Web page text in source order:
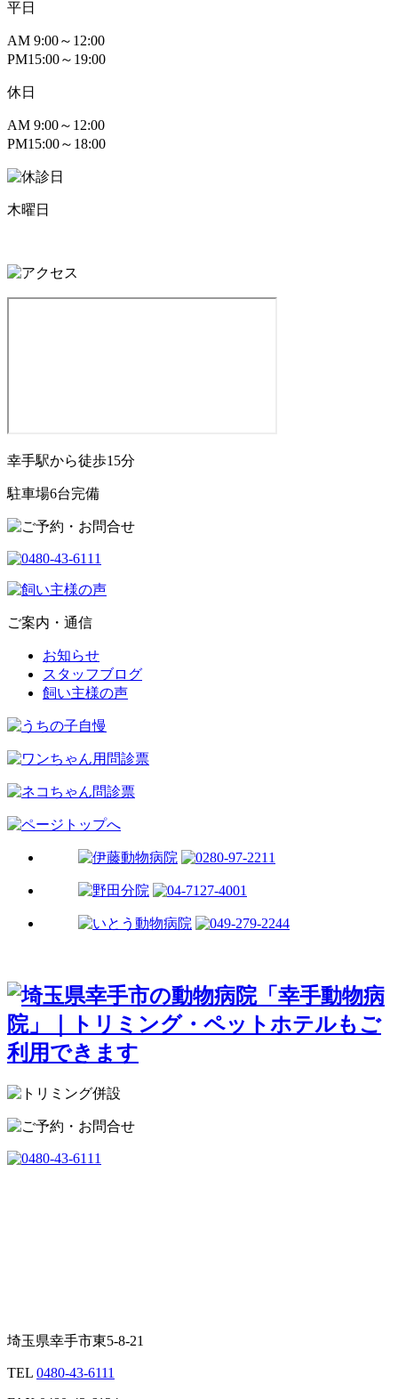
平日
AM 9:00～12:00
PM15:00～19:00
休日
AM 9:00～12:00
PM15:00～18:00
木曜日
幸手駅から徒歩15分
駐車場6台完備
ご案内・通信
お知らせ
スタッフブログ
飼い主様の声
埼玉県幸手市東5-8-21
TEL 0480-43-6111